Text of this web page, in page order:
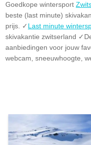
Goedkope wintersport
beste (last minute)
prijs. ✓ Last minute
skivakantie zwitserland
aanbiedingen voor jouw
webcam, sneeuwhoogte,